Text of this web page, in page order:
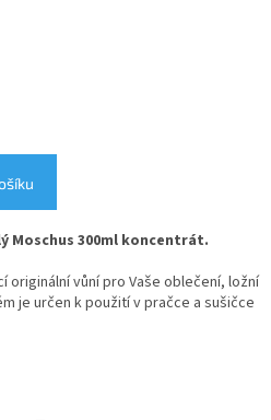
Moschus 300ml koncentrát.
originální vůní pro Vaše oblečení, ložní
je určen k použití v pračce a sušičce